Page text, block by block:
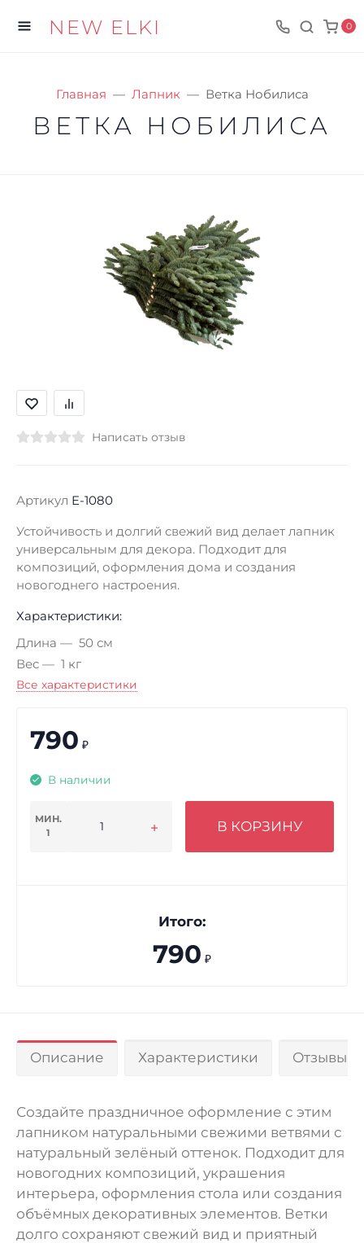
NEW ELKI 0
Главная Лапник Ветка Нобилиса
ВЕТКА НОБИЛИСА
Написать отзыв
Артикул E-1080
Устойчивость и долгий свежий вид делает лапник
универсальным для декора. Подходит для
композиций, оформления дома и создания
новогоднего настроения.
Характеристики:
Длина
50 см
Вес
1 кг
Все характеристики
790 ₽
В наличии
МИН.
1
В КОРЗИНУ
Итого:
790 ₽
Описание Характеристики Отзывы 0
Создайте праздничное оформление с этим
лапником натуральными свежими ветвями с
натуральный зелёный оттенок. Подходит для
новогодних композиций, украшения
интерьера, оформления стола или создания
объёмных декоративных элементов. Ветки
долго сохраняют свежий вид и приятный